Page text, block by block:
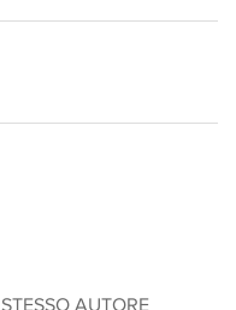
STESSO AUTORE